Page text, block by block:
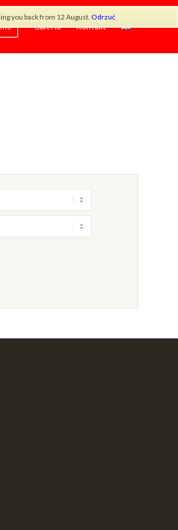
you back from 12 August. Odrzuć
Galeria Kontakt